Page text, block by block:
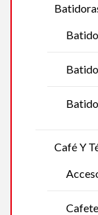
Café Y